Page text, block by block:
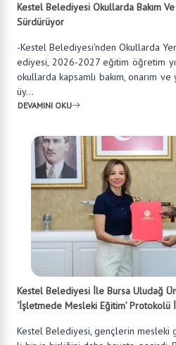
Kestel Belediyesi Okullarda Bakım Ve
Sürdürüyor
-Kestel Belediyesi'nden Okullarda
ediyesi, 2026-2027 eğitim öğretim
okullarda kapsamlı bakım, onarım
üy...
DEVAMINI OKU
Kestel Belediyesi İle Bursa Uludağ
‘İşletmede Mesleki Eğitim’ Protokolü
Kestel Belediyesi, gençlerin mesleki